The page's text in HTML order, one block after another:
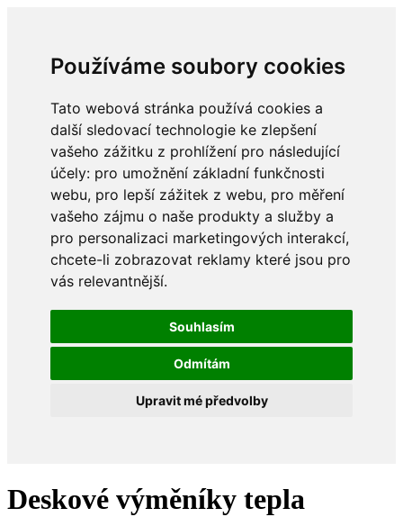
Používáme soubory cookies
Tato webová stránka používá cookies a
další sledovací technologie ke zlepšení
vašeho zážitku z prohlížení pro následující
účely: pro umožnění základní funkčnosti
webu, pro lepší zážitek z webu, pro měření
vašeho zájmu o naše produkty a služby a
pro personalizaci marketingových interakcí,
chcete-li zobrazovat reklamy které jsou pro
vás relevantnější.
Souhlasím
Odmítám
Upravit mé předvolby
Deskové výměníky tepla